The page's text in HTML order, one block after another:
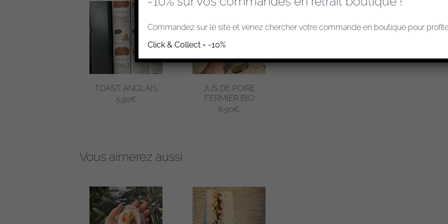
TOAST ANGLAIS
5,90€
JUS DE POIRE
FERMIER BIO
6,90€
Vous aimerez aussi :
Commandez sur le site et venez chercher votre commande en boutique pour
Click & Collect = -10%